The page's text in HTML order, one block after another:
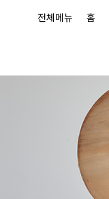
전체메뉴 홈